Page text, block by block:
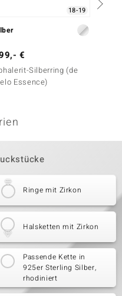
18-19
€
Silberring (de
Essence)
Ringe mit Zirkon
Halsketten mit Zirkon
Passende Kette in
925er Sterling Silber,
rhodiniert